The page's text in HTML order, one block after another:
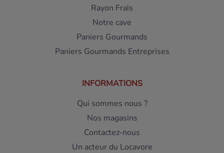
Rayon Frais
Notre cave
Paniers Gourmands
Paniers Gourmands Entreprises
INFORMATIONS
Qui sommes nous ?
Nos magasins
Contactez-nous
Un acteur du Locavore